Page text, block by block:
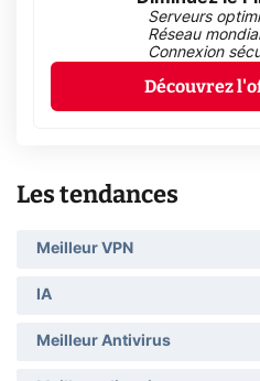
Serveurs
Réseau
Connexion
Découvrez
Les tendances
Meilleur VPN
IA
Meilleur Antivirus